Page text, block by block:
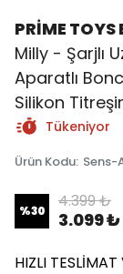
PRİME TOYS
Milly - Şarjlı
Aparatlı
Silikon
Tükeniyor
Ürün Kodu: Sens-
%30 4.399 ₺
3.099 ₺
HIZLI